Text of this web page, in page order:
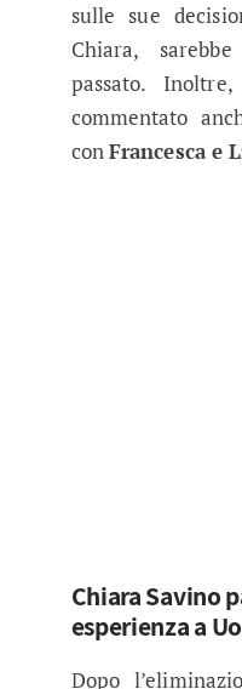
sulle sue
Chiara,
passato.
commentato
conFrancesca e
Chiara Savino
esperienza a
Dopo